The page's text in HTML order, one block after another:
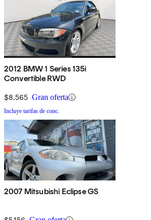
2012 BMW 1 Series 135i
Convertible RWD
$8,565 Gran oferta
Incluye tarifas de conc.
2007 Mitsubishi Eclipse GS